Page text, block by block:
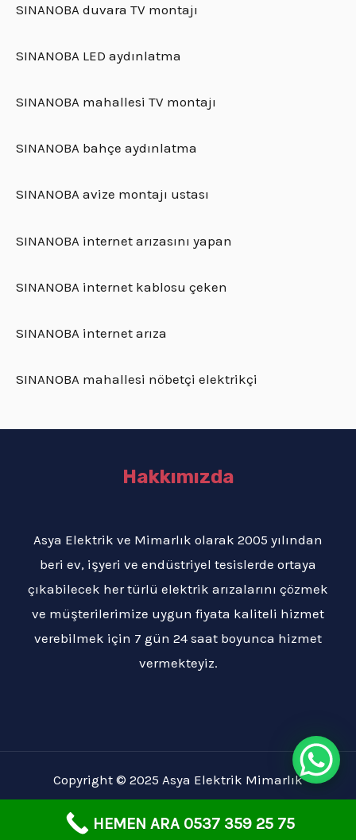
SINANOBA duvara TV montajı
SINANOBA LED aydınlatma
SINANOBA mahallesi TV montajı
SINANOBA bahçe aydınlatma
SINANOBA avize montajı ustası
SINANOBA internet arızasını yapan
SINANOBA internet kablosu çeken
SINANOBA internet arıza
SINANOBA mahallesi nöbetçi elektrikçi
Hakkımızda
Asya Elektrik ve Mimarlık olarak 2005 yılından
beri ev, işyeri ve endüstriyel tesislerde ortaya
çıkabilecek her türlü elektrik arızalarını çözmek
ve müşterilerimize uygun fiyata kaliteli hizmet
verebilmek için 7 gün 24 saat boyunca hizmet
vermekteyiz.
Copyright © 2025 Asya Elektrik Mimarlık
HEMEN ARA 0537 359 25 75